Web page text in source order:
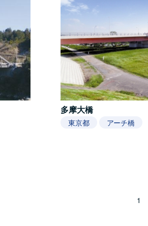
多摩大橋
東京都 アーチ橋
1